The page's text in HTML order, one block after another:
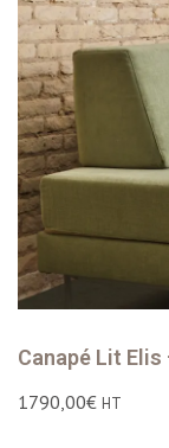
Canapé Lit
1790,00€ HT